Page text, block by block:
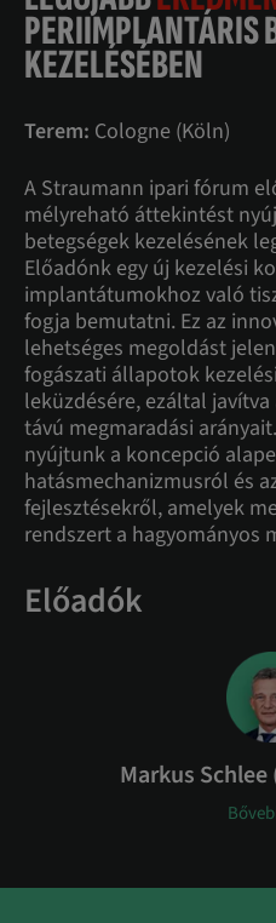
PERIIMPLANTÁRIS
KEZELÉSÉBEN
Terem: Cologne (Köln)
A Straumann ipari fórum
mélyreható áttekintést
betegségek kezelésének
Előadónk egy új kezelési
implantátumokhoz való
fogja bemutatni. Ez az
lehetséges megoldást
fogászati állapotok
leküzdésére, ezáltal
távú megmaradási
nyújtunk a koncepció
hatásmechanizmusról és
fejlesztésekről, amelyek
rendszert a hagyományos
Előadók
Markus